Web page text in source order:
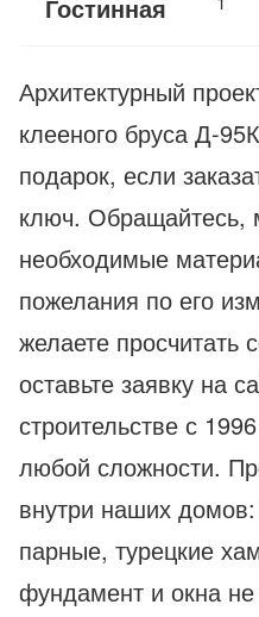
Гостинная
Архитектурный
клееного бруса Д-
подарок, если
ключ. Обращайтесь,
необходимые
пожелания по его
желаете просчитать
оставьте заявку на
строительстве с
любой сложности.
внутри наших
парные, турецкие
фундамент и окна